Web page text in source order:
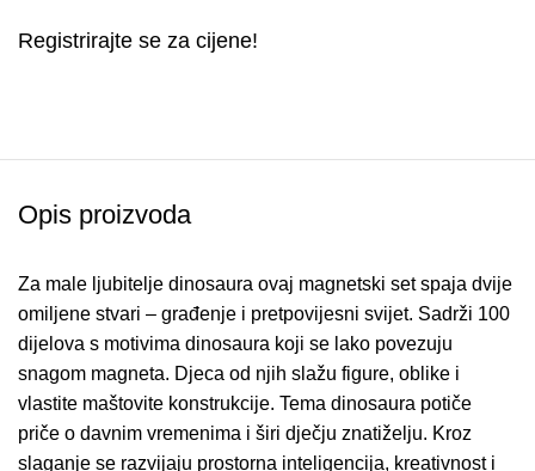
Registrirajte se za cijene!
Opis proizvoda
Za male ljubitelje dinosaura ovaj magnetski set spaja dvije
omiljene stvari – građenje i pretpovijesni svijet. Sadrži 100
dijelova s motivima dinosaura koji se lako povezuju
snagom magneta. Djeca od njih slažu figure, oblike i
vlastite maštovite konstrukcije. Tema dinosaura potiče
priče o davnim vremenima i širi dječju znatiželju. Kroz
slaganje se razvijaju prostorna inteligencija, kreativnost i